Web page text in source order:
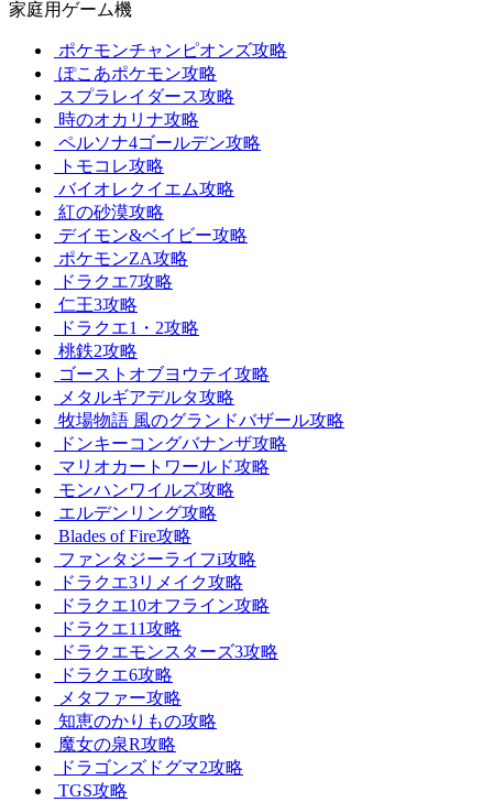
家庭用ゲーム機
ポケモンチャンピオンズ攻略
ぽこあポケモン攻略
スプラレイダース攻略
時のオカリナ攻略
ペルソナ4ゴールデン攻略
トモコレ攻略
バイオレクイエム攻略
紅の砂漠攻略
デイモン&ベイビー攻略
ポケモンZA攻略
ドラクエ7攻略
仁王3攻略
ドラクエ1・2攻略
桃鉄2攻略
ゴーストオブヨウテイ攻略
メタルギアデルタ攻略
牧場物語 風のグランドバザール攻略
ドンキーコングバナンザ攻略
マリオカートワールド攻略
モンハンワイルズ攻略
エルデンリング攻略
Blades of Fire攻略
ファンタジーライフi攻略
ドラクエ3リメイク攻略
ドラクエ10オフライン攻略
ドラクエ11攻略
ドラクエモンスターズ3攻略
ドラクエ6攻略
メタファー攻略
知恵のかりもの攻略
魔女の泉R攻略
ドラゴンズドグマ2攻略
TGS攻略